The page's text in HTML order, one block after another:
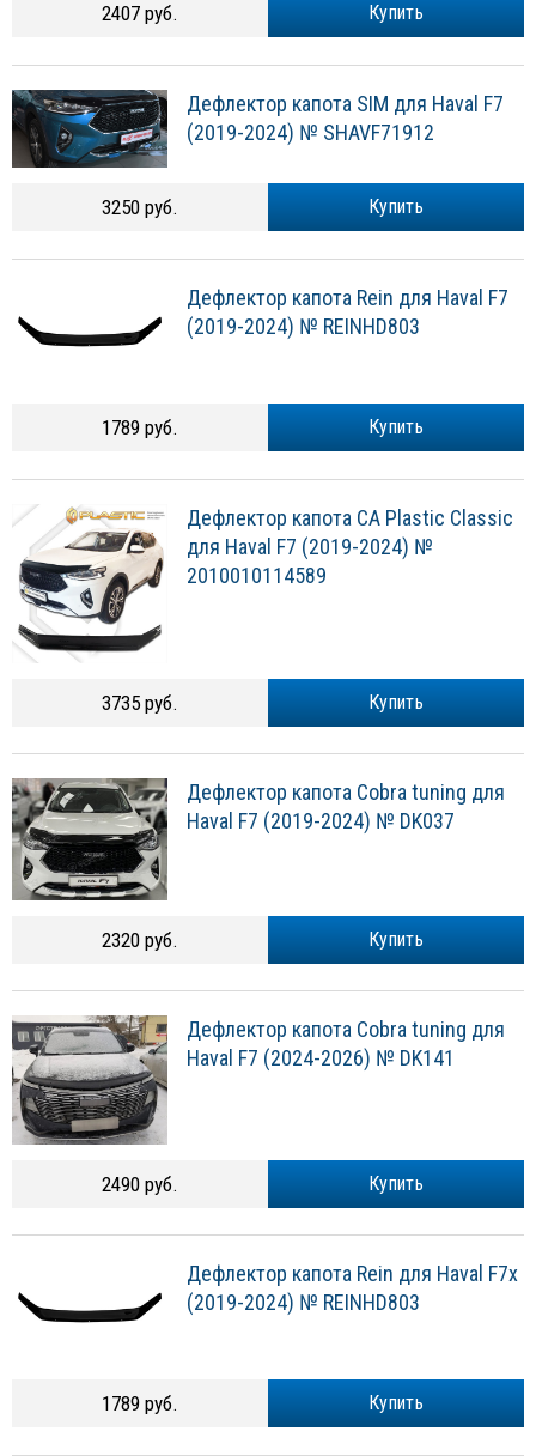
Купить
2407 руб.
Дефлектор капота SIM для Haval F7
(2019-2024) № SHAVF71912
Купить
3250 руб.
Дефлектор капота Rein для Haval F7
(2019-2024) № REINHD803
Купить
1789 руб.
Дефлектор капота CA Plastic Classic
для Haval F7 (2019-2024) №
2010010114589
Купить
3735 руб.
Дефлектор капота Cobra tuning для
Haval F7 (2019-2024) № DK037
Купить
2320 руб.
Дефлектор капота Cobra tuning для
Haval F7 (2024-2026) № DK141
Купить
2490 руб.
Дефлектор капота Rein для Haval F7x
(2019-2024) № REINHD803
Купить
1789 руб.